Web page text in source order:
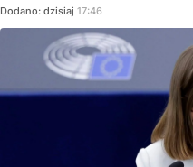
Dodano: dzisiaj 17:46